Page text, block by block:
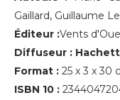
Gaillard, Guillaume
Éditeur :Vents
Diffuseur :
Format : 25 x 3 x 30
ISBN 10 :